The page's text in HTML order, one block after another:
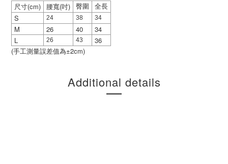
尺寸(cm) 腰寬(吋) 臀圍 全長
S 24 38 34
M 26 40
34
L
26 43
36
(手工測量誤差值為±2cm)
Additional details